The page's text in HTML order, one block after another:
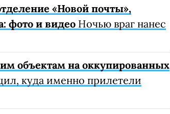
«Новой почты»,
фото и видео Ночью враг нанес
объектам на оккупированных
куда именно прилетели